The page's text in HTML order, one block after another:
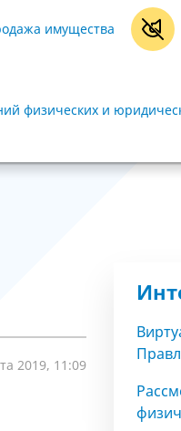
имущества
физических и
2019, 11:09